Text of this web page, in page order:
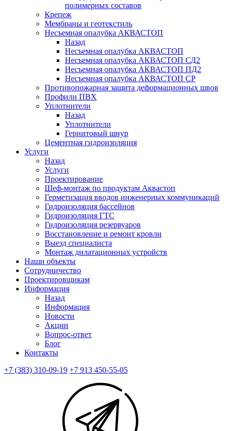
полимерных составов
Крепеж
Мембраны и геотекстиль
Несъемная опалубка АКВАСТОП
Назад
Несъемная опалубка АКВАСТОП
Несъемная опалубка АКВАСТОП СД2
Несъемная опалубка АКВАСТОП ПД2
Несъемная опалубка АКВАСТОП СР
Противопожарная защита деформационных швов
Профили ПВХ
Уплотнители
Назад
Уплотнители
Гернитовый шнур
Цементная гидроизоляция
Услуги
Назад
Услуги
Проектирование
Шеф-монтаж по продуктам Аквастоп
Герметизация вводов инженерных коммуникаций
Гидроизоляция бассейнов
Гидроизоляция ГТС
Гидроизоляция резервуаров
Восстановление и ремонт кровли
Выезд специалиста
Монтаж дилатационных устройств
Наши объекты
Сотрудничество
Проектировщикам
Информация
Назад
Информация
Новости
Акции
Вопрос-ответ
Блог
Контакты
+7 (383) 310-09-19 +7 913 450-55-05